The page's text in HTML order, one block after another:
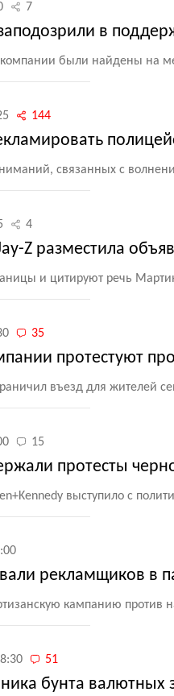
7
в
компании были найдены на
144
связанных с
4
Z разместила
и цитируют речь
35
протестуют
въезд для жителей
15
протесты
выступило с
рекламщиков в
кампанию против
51
бунта валютных